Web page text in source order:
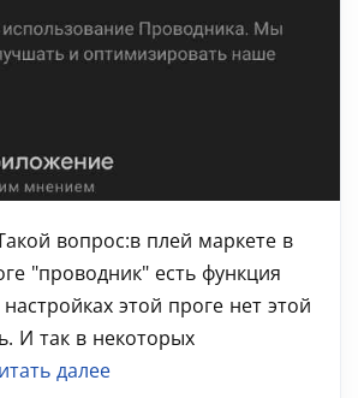
вопрос:в плей маркете в
"проводник" есть функция
этой проге нет этой
И так в некоторых
далее